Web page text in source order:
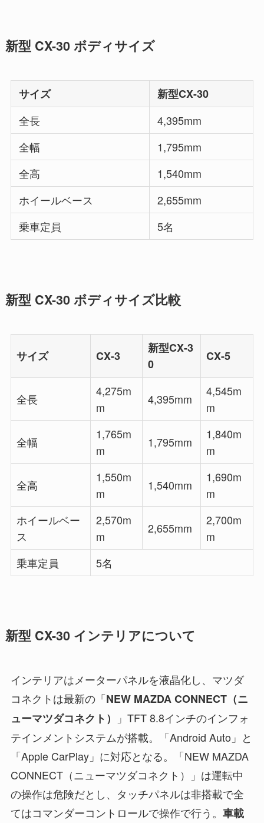
新型 CX-30 ボディサイズ
サイズ
新型CX-30
全長
4,395mm
全幅
1,795mm
全高
1,540mm
ホイールベース
2,655mm
乗車定員
5名
新型 CX-30 ボディサイズ比較
サイズ CX-3
新型CX-3
0
CX-5
全長
4,275m
m
4,395mm
4,545m
m
全幅
1,765m
m
1,795mm
1,840m
m
全高
1,550m
m
1,540mm
1,690m
m
ホイールベー
ス
2,570m
m
2,655mm
2,700m
m
乗車定員
5名
新型 CX-30 インテリアについて
インテリアはメーターパネルを液晶化し、マツダ
コネクトは最新の「NEW MAZDA CONNECT（ニ
ューマツダコネクト）
」TFT 8.8インチのインフォ
テインメントシステムが搭載。「Android Auto」と
「Apple CarPlay」に対応となる。「NEW MAZDA
CONNECT（ニューマツダコネクト）」は運転中
の操作は危険だとし、タッチパネルは非搭載で全
てはコマンダーコントロールで操作で行う。 車載